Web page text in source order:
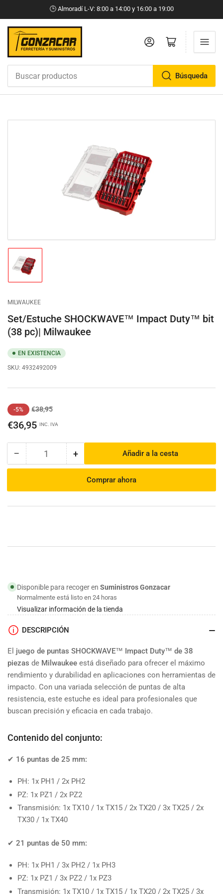
🕒​ Almoradí L-V: 8:00 a 14:00 y 16:00 a 19:00
Búsqueda
Iniciar sesiónAbrir cesta pequeña
Cargar
imagen
1
la
vista
galería
MILWAUKEE
Set/Estuche SHOCKWAVE™ Impact Duty™ bit
(38 pc)| Milwaukee
EN EXISTENCIA
SKU: 4932492009
Precio
regular
-5% €38,95Precio
de
€36,95 INC. IVA
− Reducir
cantidad
Set/Estuche
Cantidad +Aumentar
cantidad
para
Set/Estuche
Añadir a la cesta
Comprar ahora
Disponible para recoger en Suministros Gonzacar
Normalmente está listo en 24 horas
Visualizar información de la tienda
DESCRIPCIÓN
El juego de puntas SHOCKWAVE™ Impact Duty™ de 38
piezas de Milwaukee está diseñado para ofrecer el máximo
rendimiento y durabilidad en aplicaciones con herramientas de
impacto. Con una variada selección de puntas de alta
resistencia, este estuche es ideal para profesionales que
buscan precisión y eficacia en cada trabajo.
Contenido del conjunto:
✔ 16 puntas de 25 mm:
PH: 1x PH1 / 2x PH2
PZ: 1x PZ1 / 2x PZ2
Transmisión: 1x TX10 / 1x TX15 / 2x TX20 / 3x TX25 / 2x
TX30 / 1x TX40
✔ 21 puntas de 50 mm:
PH: 1x PH1 / 3x PH2 / 1x PH3
PZ: 1x PZ1 / 3x PZ2 / 1x PZ3
Transmisión: 1x TX10 / 1x TX15 / 1x TX20 / 2x TX25 / 3x